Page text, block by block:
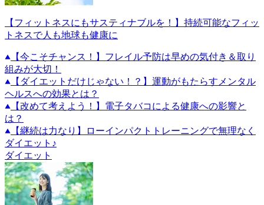
【フィットネスにもサスティナブルを！】持続可能なフィッ
トネスで人も地球も健康に
【今こそチャンス！】フレイル予防は早めの気付き＆取り
組みが大切！
【ダイエットだけじゃない！？】運動がもたらすメンタル
ヘルスへの効果とは？
【改めて考えよう！】電子タバコによる健康への影響と
は？
【継続は力なり】ローインパクトトレーニングで無理なく
ダイエット♪
ダイエット